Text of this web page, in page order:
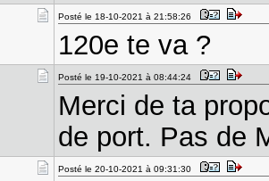
Posté le 18-10-2021 à 21:58:26
120e te va ?
Posté le 19-10-2021 à 08:44:24
Merci de ta
de port. Pas de
Posté le 20-10-2021 à 09:31:30